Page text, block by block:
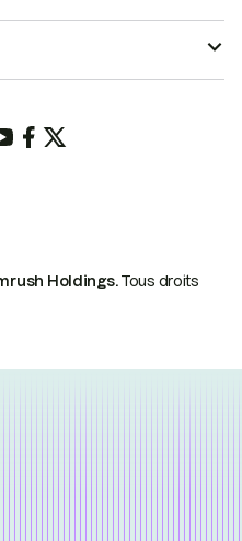
Holdings.Tous droits